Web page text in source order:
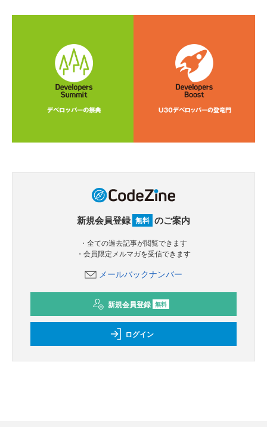
新規会員登録 無料 のご案内
・全ての過去記事が閲覧できます
・会員限定メルマガを受信できます
メールバックナンバー
新規会員登録 無料
ログイン